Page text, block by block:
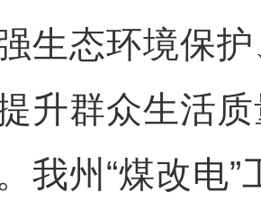
生态环境保
升群众生活
我州“煤改电